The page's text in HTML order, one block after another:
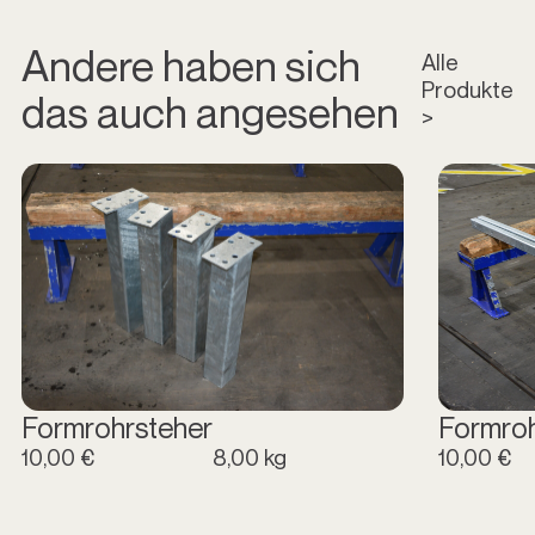
Andere haben sich
das auch angesehen
Alle
Produkte
>
Formrohrsteher
10,00 € 8,00 kg 10,00 €